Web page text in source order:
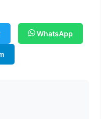
WhatsApp